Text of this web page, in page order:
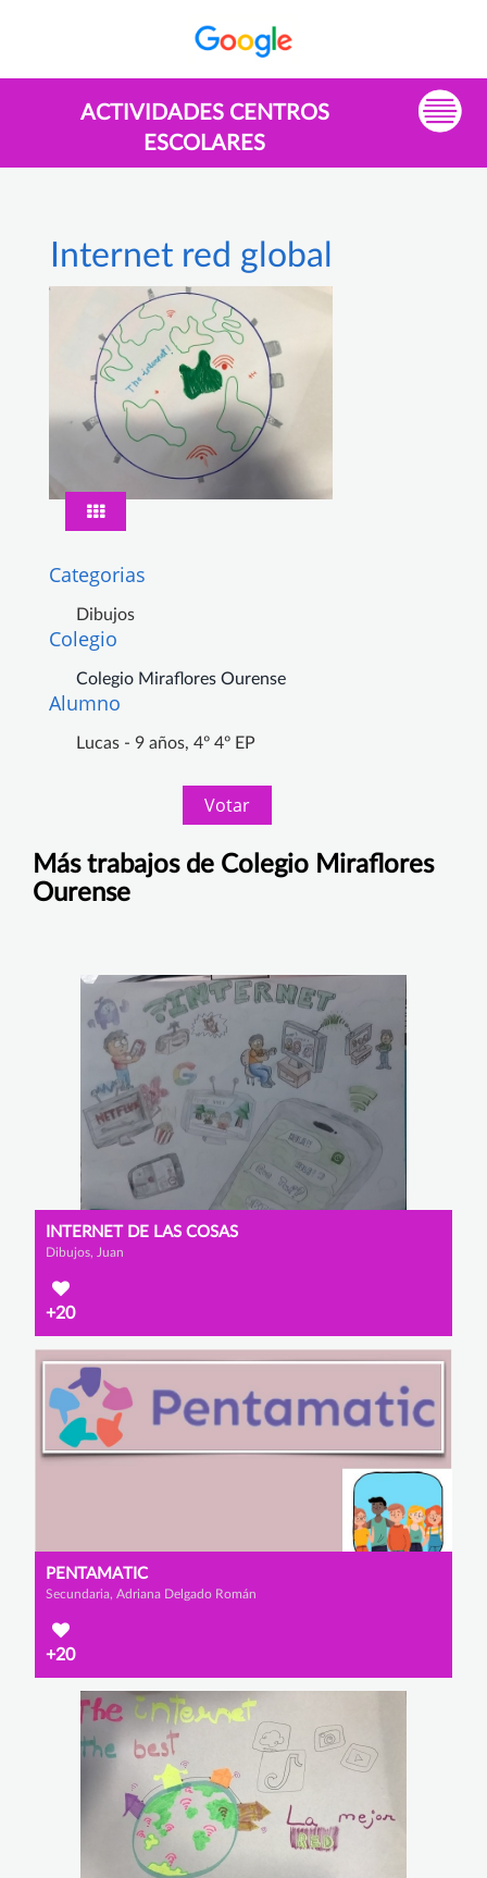
ACTIVIDADES CENTROS
ESCOLARES
Internet red global
Categorias
Dibujos
Colegio
Colegio Miraflores Ourense
Alumno
Lucas - 9 años, 4º 4º EP
Votar
Más trabajos de Colegio Miraflores
Ourense
INTERNET DE LAS COSAS
Dibujos, Juan
+20
PENTAMATIC
Secundaria, Adriana Delgado Román
+20